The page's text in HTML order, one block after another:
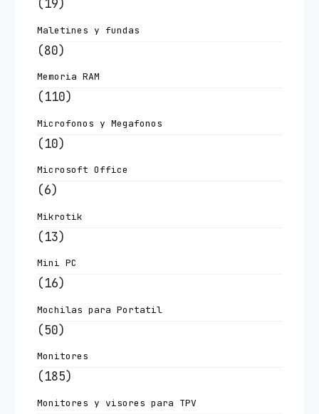
(19)
Maletines y fundas
(80)
Memoria RAM
(110)
Microfonos y Megafonos
(10)
Microsoft Office
(6)
Mikrotik
(13)
Mini PC
(16)
Mochilas para Portatil
(50)
Monitores
(185)
Monitores y visores para TPV